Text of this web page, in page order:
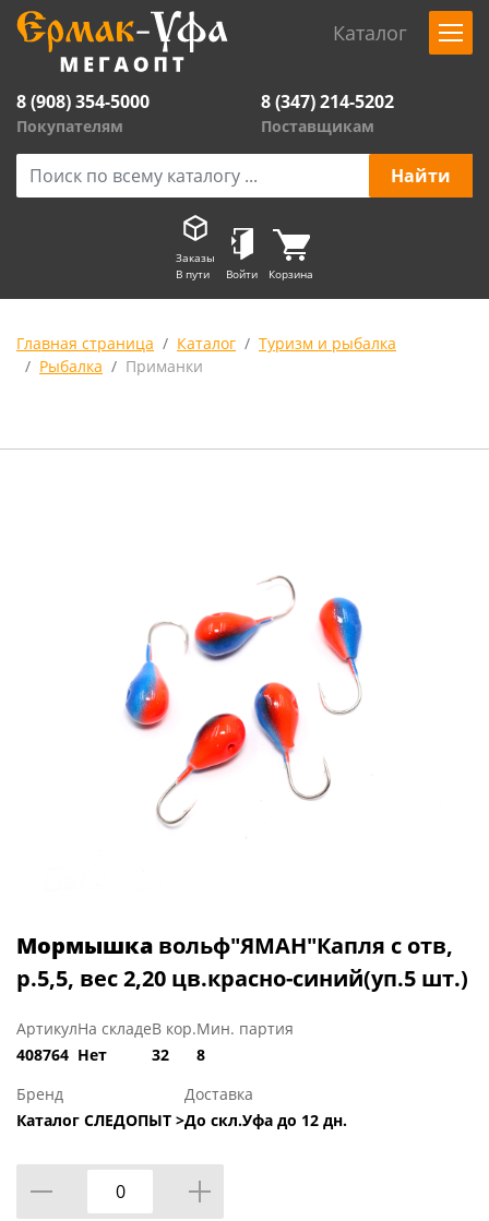
Каталог
8 (908) 354-5000
Покупателям
8 (347) 214-5202
Поставщикам
Заказы
В пути
Войти Корзина
Главная страница Каталог
Туризм и рыбалка
Рыбалка
Приманки
Мормышка вольф"ЯМАН"Капля с отв,
р.5,5, вес 2,20 цв.красно-синий(уп.5 шт.)
Артикул
408764
На складе
Нет
В кор.
32
Мин. партия
8
Бренд
Каталог СЛЕДОПЫТ >
Доставка
До скл.Уфа до 12 дн.